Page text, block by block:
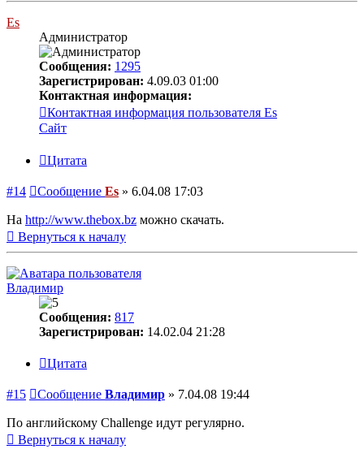
Es
Администратор
Сообщения: 1295
Зарегистрирован: 4.09.03 01:00
Контактная информация:
Контактная информация пользователя Es
Сайт
Цитата
#14 Сообщение Es » 6.04.08 17:03
На http://www.thebox.bz можно скачать.
Вернуться к началу
Владимир
Сообщения: 817
Зарегистрирован: 14.02.04 21:28
Цитата
#15 Сообщение Владимир » 7.04.08 19:44
По английскому Challenge идут регулярно.
Вернуться к началу